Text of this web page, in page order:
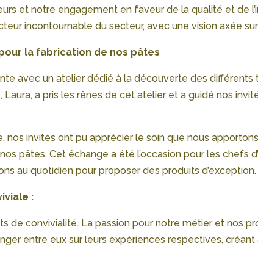
et notre engagement en faveur de la qualité et de
incontournable du secteur, avec une vision axée
la fabrication de nos pâtes
avec un atelier dédié à la découverte des différents
a pris les rênes de cet atelier et a guidé nos
invités ont pu apprécier le soin que nous
pâtes. Cet échange a été l’occasion pour les chefs
au quotidien pour proposer des produits d’exception.
:
de convivialité. La passion pour notre métier et nos
entre eux sur leurs expériences respectives,